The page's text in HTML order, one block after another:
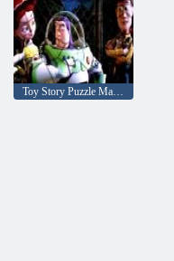
Toy Story Puzzle Mania